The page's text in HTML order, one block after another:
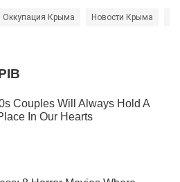
Оккупация Крыма Новости Крыма